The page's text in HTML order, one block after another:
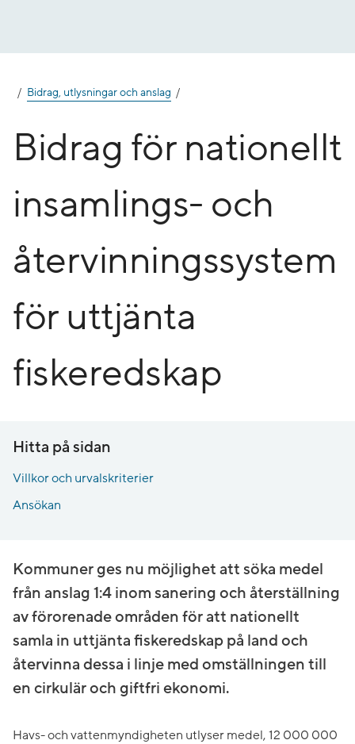
Bidrag, utlysningar och anslag
Bidrag för nationellt
insamlings- och
återvinningssystem
för uttjänta
fiskeredskap
Hitta på sidan
Villkor och urvalskriterier
Ansökan
Kommuner ges nu möjlighet att söka medel
från anslag 1:4 inom sanering och återställning
av förorenade områden för att nationellt
samla in uttjänta fiskeredskap på land och
återvinna dessa i linje med omställningen till
en cirkulär och giftfri ekonomi.
Havs- och vattenmyndigheten utlyser medel, 12 000 000